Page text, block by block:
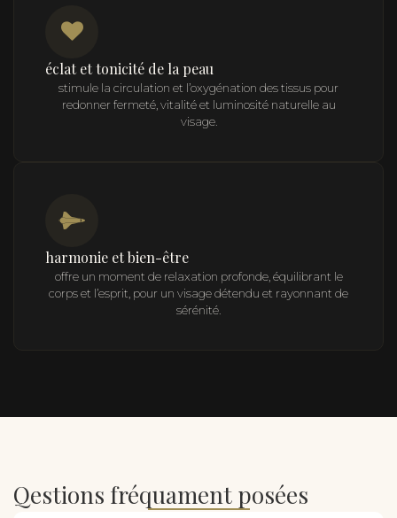
éclat et tonicité de la peau
stimule la circulation et l’oxygénation des tissus pour
redonner fermeté, vitalité et luminosité naturelle au
visage.
harmonie et bien-être
offre un moment de relaxation profonde, équilibrant le
corps et l’esprit, pour un visage détendu et rayonnant de
sérénité.
Qestions fréquament posées